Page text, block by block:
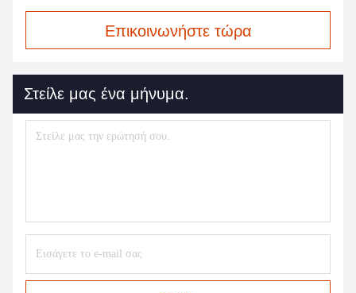
Επικοινωνήστε τώρα
Στείλε μας ένα μήνυμα.